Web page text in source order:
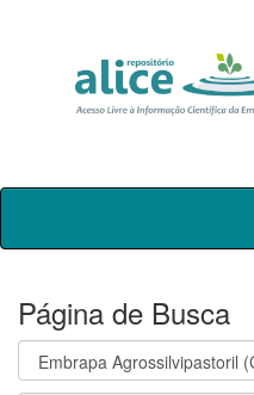
Skip
Página de Busca